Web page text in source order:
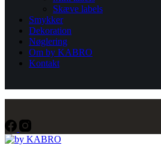
Skæve labels
Smykker
Dekoration
Nøglering
Om by KABRO
Kontakt